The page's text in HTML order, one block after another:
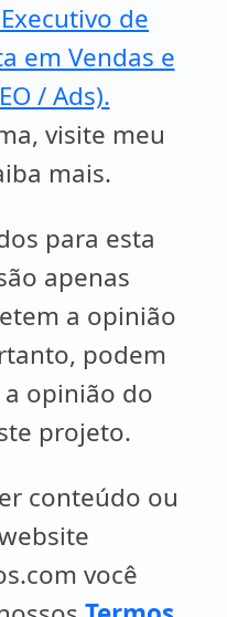
de
em Vendas e
/ Ads).
visite meu
mais.
para esta
apenas
a opinião
podem
opinião do
projeto.
conteúdo ou
você